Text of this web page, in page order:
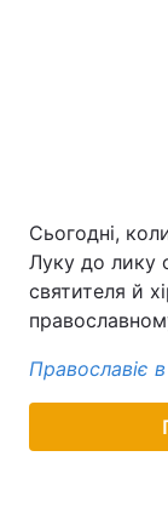
Сьогодні,
Луку до лику
святителя й
Православіє в